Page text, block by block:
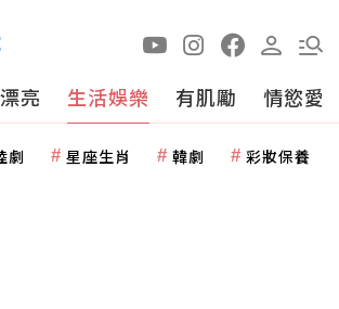
亮 生活娛樂 有肌勵 情慾愛
劇 星座生肖 韓劇 彩妝保養